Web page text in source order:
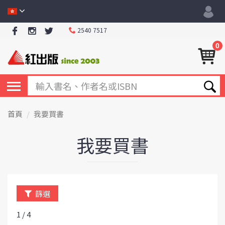
2540 7517
0
首頁 我要買書
我要買書
篩選
1 / 4